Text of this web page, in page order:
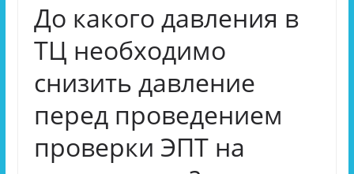
До какого давления в
ТЦ необходимо
снизить давление
перед проведением
проверки ЭПТ на